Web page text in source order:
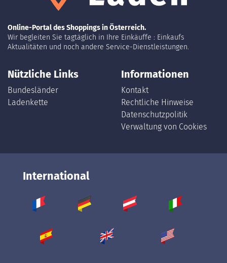
Online-Portal des Shoppings in Österreich.
Wir begleiten Sie tagtäglich in Ihre Einkäuffe : Einkaufs
Aktualitäten und noch andere Service-Dienstleistungen.
Nützliche Links
Bundesländer
Ladenkette
Informationen
Kontakt
Rechtliche Hinweise
Datenschutzpolitik
Verwaltung von Cookies
International